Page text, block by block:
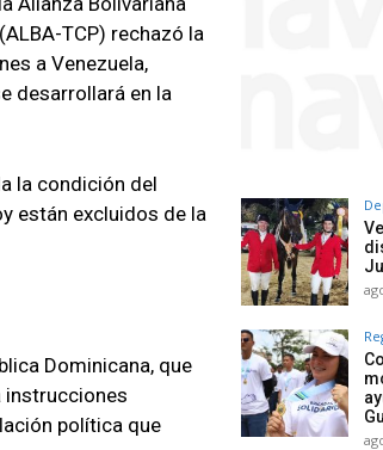
TCP) rechazó la
a Venezuela,
desarrollará en la
la condición del
están excluidos de la
Dominicana, que
instrucciones
política que